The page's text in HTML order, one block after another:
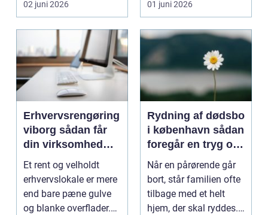
02 juni 2026 01 juni 2026
Erhvervsrengøring
viborg sådan får
din virksomhed
mere tid og bedre
arbejdsmiljø
Et rent og velholdt
erhvervslokale er mere
end bare pæne gulve
og blanke overflader.
Rydning af dødsbo
i københavn sådan
foregår en tryg og
effektiv proces
Når en pårørende går
bort, står familien ofte
tilbage med et helt
hjem, der skal ryddes.